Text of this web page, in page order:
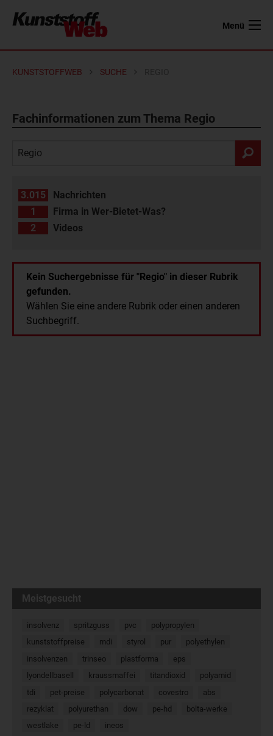
Menü
KUNSTSTOFFWEB SUCHE
Fachinformationen zum Thema Regio
3.015
Nachrichten
1
Firma in Wer-Bietet-Was?
2
Videos
Kein Suchergebnisse für "Regio" in dieser Rubrik
gefunden.
Wählen Sie eine andere Rubrik oder einen anderen
Suchbegriff.
Meistgesucht
insolvenz spritzguss pvc
polypropylen
kunststoffpreise
mdi styrol pur
polyethylen
insolvenzen
trinseo plastforma
eps
lyondellbasell
kraussmaffei titandioxid
polyamid
tdi
pet-preise polycarbonat covestro
abs
rezyklat
polyurethan dow pe-hd
bolta-werke
westlake
pe-ld ineos